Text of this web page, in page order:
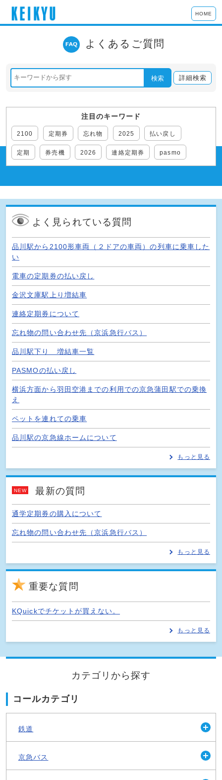
HOME
よくあるご質問
検索 詳細検索
注目のキーワード
2100 定期券 忘れ物 2025 払い戻し
定期 券売機 2026 連絡定期券 pasmo
よく見られている質問
品川駅から2100形車両（２ドアの車両）の列車に乗車した
い
電車の定期券の払い戻し
金沢文庫駅上り増結車
連絡定期券について
忘れ物の問い合わせ先（京浜急行バス）
品川駅下り 増結車一覧
PASMOの払い戻し
横浜方面から羽田空港までの利用での京急蒲田駅での乗換
え
ペットを連れての乗車
品川駅の京急線ホームについて
もっと見る
NEW 最新の質問
通学定期券の購入について
忘れ物の問い合わせ先（京浜急行バス）
もっと見る
重要な質問
KQuickでチケットが買えない。
もっと見る
カテゴリから探す
コールカテゴリ
鉄道
京急バス